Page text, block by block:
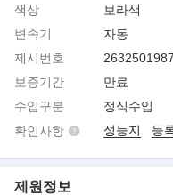
색상
보라색
변속기
자동
제시번호
2632501987
보증기간
만료
수입구분
정식수입
확인사항
성능지 등
제원정보